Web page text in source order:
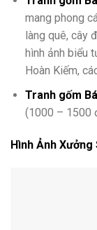
mang phong
làng quê, cây
hình ảnh biểu
Hoàn Kiếm,
Tranh gốm
(1000 – 1500
Hình Ảnh Xưởng